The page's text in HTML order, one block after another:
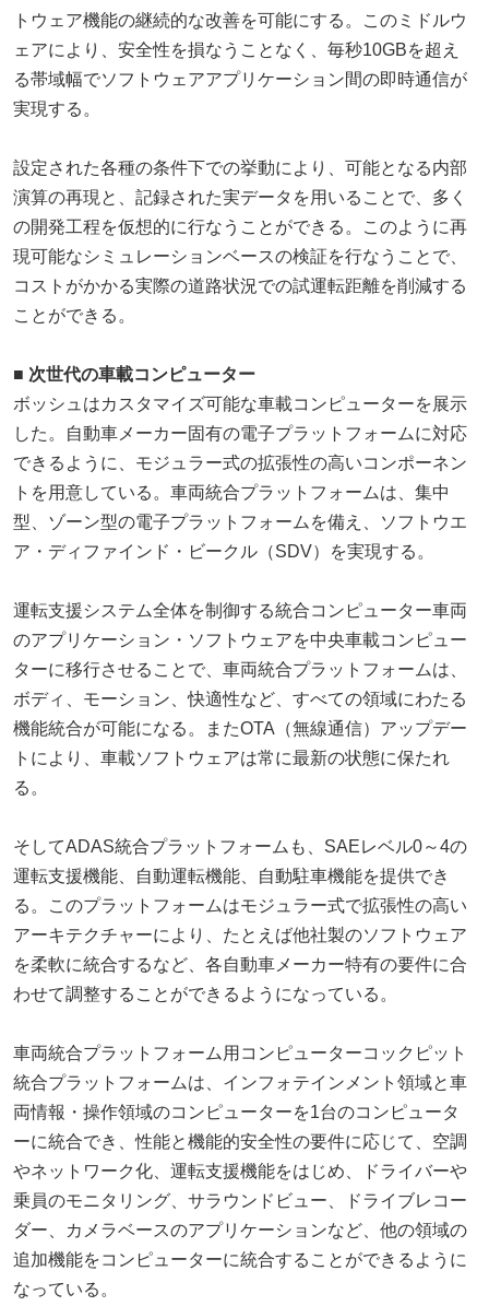
トウェア機能の継続的な改善を可能にする。このミドルウ
ェアにより、安全性を損なうことなく、毎秒10GBを超え
る帯域幅でソフトウェアアプリケーション間の即時通信が
実現する。
設定された各種の条件下での挙動により、可能となる内部
演算の再現と、記録された実データを用いることで、多く
の開発工程を仮想的に行なうことができる。このように再
現可能なシミュレーションベースの検証を行なうことで、
コストがかかる実際の道路状況での試運転距離を削減する
ことができる。
■ 次世代の車載コンピューター
ボッシュはカスタマイズ可能な車載コンピューターを展示
した。自動車メーカー固有の電子プラットフォームに対応
できるように、モジュラー式の拡張性の高いコンポーネン
トを用意している。車両統合プラットフォームは、集中
型、ゾーン型の電子プラットフォームを備え、ソフトウエ
ア・ディファインド・ビークル（SDV）を実現する。
運転支援システム全体を制御する統合コンピューター車両
のアプリケーション・ソフトウェアを中央車載コンピュー
ターに移行させることで、車両統合プラットフォームは、
ボディ、モーション、快適性など、すべての領域にわたる
機能統合が可能になる。またOTA（無線通信）アップデー
トにより、車載ソフトウェアは常に最新の状態に保たれ
る。
そしてADAS統合プラットフォームも、SAEレベル0～4の
運転支援機能、自動運転機能、自動駐車機能を提供でき
る。このプラットフォームはモジュラー式で拡張性の高い
アーキテクチャーにより、たとえば他社製のソフトウェア
を柔軟に統合するなど、各自動車メーカー特有の要件に合
わせて調整することができるようになっている。
車両統合プラットフォーム用コンピューターコックピット
統合プラットフォームは、インフォテインメント領域と車
両情報・操作領域のコンピューターを1台のコンピュータ
ーに統合でき、性能と機能的安全性の要件に応じて、空調
やネットワーク化、運転支援機能をはじめ、ドライバーや
乗員のモニタリング、サラウンドビュー、ドライブレコー
ダー、カメラベースのアプリケーションなど、他の領域の
追加機能をコンピューターに統合することができるように
なっている。